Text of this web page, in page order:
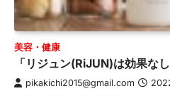
美容・健康
「リジュン(RiJUN)は効果な
pikakichi2015@gmail.com